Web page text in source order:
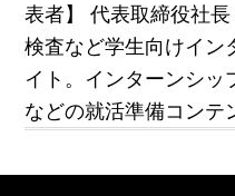
表者】 代表取締役社
検査など学生向けイン
イト。インターンシ
などの就活準備コンテ